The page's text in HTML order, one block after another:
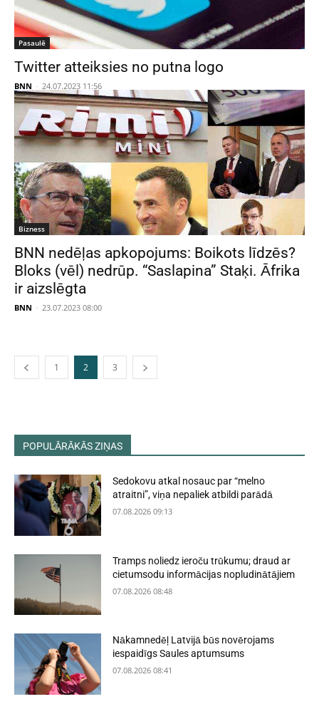
Pasaulē
Twitter atteiksies no putna logo
BNN - 24.07.2023 11:56
Bizness
BNN nedēļas apkopojums: Boikots līdzēs?
Bloks (vēl) nedrūp. “Saslapina” Staķi. Āfrika
ir aizslēgta
BNN - 23.07.2023 08:00
1 2 3
POPULĀRĀKĀS ZIŅAS
Sedokovu atkal nosauc par “melno
atraitni”, viņa nepaliek atbildi parādā
07.08.2026 09:13
Tramps noliedz ieroču trūkumu; draud ar
cietumsodu informācijas nopludinātājiem
07.08.2026 08:48
Nākamnedēļ Latvijā būs novērojams
iespaidīgs Saules aptumsums
07.08.2026 08:41